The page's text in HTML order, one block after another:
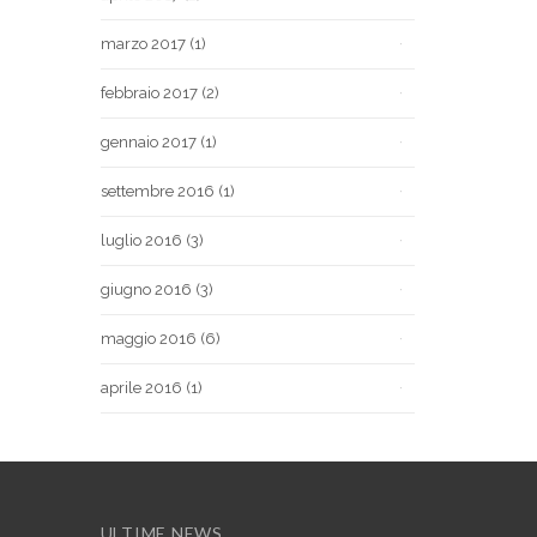
marzo 2017(1)
febbraio 2017(2)
gennaio 2017(1)
settembre 2016 (1)
luglio 2016 (3)
giugno 2016 (3)
maggio 2016 (6)
aprile 2016 (1)
ULTIME NEWS